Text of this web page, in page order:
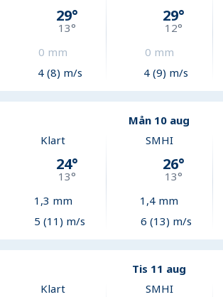
29°
13°
0 mm
4 (8) m/s
29°
12°
0 mm
4 (9) m/s
Mån 10 aug
Klart
24°
13°
1,3 mm
5 (11) m/s
SMHI
26°
13°
1,4 mm
6 (13) m/s
Tis 11 aug
Klart
SMHI